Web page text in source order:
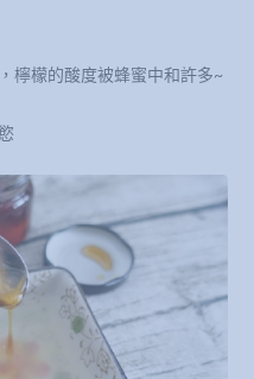
檸檬的酸度被蜂蜜中和許多~